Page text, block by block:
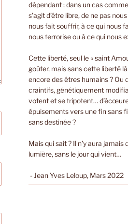
dépendant ; dans un cas
s’agit d’être libre, de ne pas
nous fait souffrir, à ce qui nous
nous terrorise ou à ce qui nous
Cette liberté, seul le « saint
goûter, mais sans cette liberté
encore des êtres humains ? Ou
craintifs, génétiquement
votent et se tripotent…
épuisements vers une fin sans
sans destinée ?
Mais qui sait ? Il n’y aura jamais
lumière, sans le jour qui vient…
- Jean Yves Leloup, Mars 2022